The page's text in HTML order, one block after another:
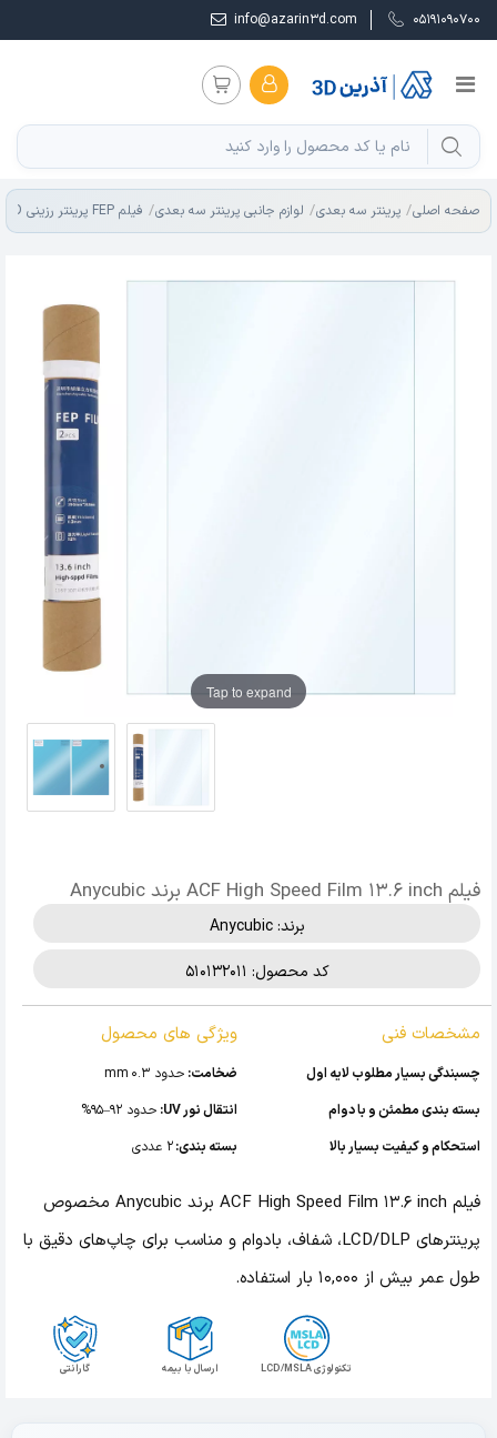
05191090700
info@azarin3d.com
صفحه اصلی پرینتر سه بعدی لوازم جانبی پرینتر سه بعدی فیلم FEP پرینتر رزینی LCD
Tap to expand
فیلم ACF High Speed Film 13.6 inch برند Anycubic
برند:Anycubic
کد محصول: 510132011
مشخصات فنی
چسبندگی بسیار مطلوب لایه اول
بسته بندی مطمئن و با دوام
استحکام و کیفیت بسیار بالا
ویژگی های محصول
ضخامت: حدود 0.3 mm
انتقال نور UV:
حدود 92–95%
بسته بندی:۲ عددی
فیلم ACF High Speed Film 13.6 inch برند Anycubic مخصوص
پرینترهای LCD/DLP، شفاف، بادوام و مناسب برای چاپ‌های دقیق با
طول عمر بیش از ۱۰,۰۰۰ بار استفاده.
گارانتی ارسال با بیمه تکنولوژی LCD/MSLA